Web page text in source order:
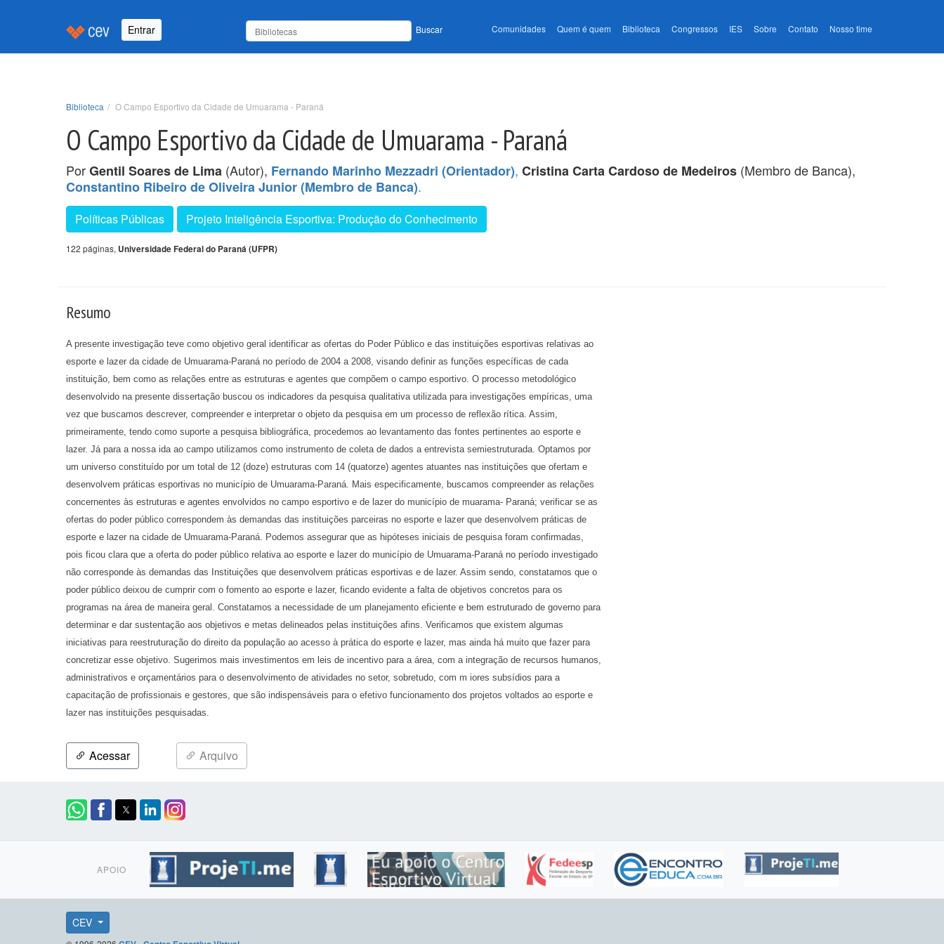
Entrar Buscar Comunidades Quem é quem Biblioteca Congressos IES Sobre Contato Nosso time
Biblioteca O Campo Esportivo da Cidade de Umuarama - Paraná
O Campo Esportivo da Cidade de Umuarama - Paraná
PorGentil Soares de Lima (Autor), Fernando Marinho Mezzadri (Orientador), Cristina Carta Cardoso de Medeiros (Membro de Banca),
Constantino Ribeiro de Oliveira Junior (Membro de Banca).
Políticas Públicas Projeto Inteligência Esportiva: Produção do Conhecimento
122 páginas, Universidade Federal do Paraná (UFPR)
Resumo
A presente investigação teve como objetivo geral identificar as ofertas do Poder Público e das instituições esportivas relativas ao
esporte e lazer da cidade de Umuarama-Paraná no período de 2004 a 2008, visando definir as funções específicas de cada
instituição, bem como as relações entre as estruturas e agentes que compõem o campo esportivo. O processo metodológico
desenvolvido na presente dissertação buscou os indicadores da pesquisa qualitativa utilizada para investigações empíricas, uma
vez que buscamos descrever, compreender e interpretar o objeto da pesquisa em um processo de reflexão rítica. Assim,
primeiramente, tendo como suporte a pesquisa bibliográfica, procedemos ao levantamento das fontes pertinentes ao esporte e
lazer. Já para a nossa ida ao campo utilizamos como instrumento de coleta de dados a entrevista semiestruturada. Optamos por
um universo constituído por um total de 12 (doze) estruturas com 14 (quatorze) agentes atuantes nas instituições que ofertam e
desenvolvem práticas esportivas no município de Umuarama-Paraná. Mais especificamente, buscamos compreender as relações
concernentes às estruturas e agentes envolvidos no campo esportivo e de lazer do município de muarama- Paraná; verificar se as
ofertas do poder público correspondem às demandas das instituições parceiras no esporte e lazer que desenvolvem práticas de
esporte e lazer na cidade de Umuarama-Paraná. Podemos assegurar que as hipóteses iniciais de pesquisa foram confirmadas,
pois ficou clara que a oferta do poder público relativa ao esporte e lazer do município de Umuarama-Paraná no período investigado
não corresponde às demandas das Instituições que desenvolvem práticas esportivas e de lazer. Assim sendo, constatamos que o
poder público deixou de cumprir com o fomento ao esporte e lazer, ficando evidente a falta de objetivos concretos para os
programas na área de maneira geral. Constatamos a necessidade de um planejamento eficiente e bem estruturado de governo para
determinar e dar sustentação aos objetivos e metas delineados pelas instituições afins. Verificamos que existem algumas
iniciativas para reestruturação do direito da população ao acesso à prática do esporte e lazer, mas ainda há muito que fazer para
concretizar esse objetivo. Sugerimos mais investimentos em leis de incentivo para a área, com a integração de recursos humanos,
administrativos e orçamentários para o desenvolvimento de atividades no setor, sobretudo, com m iores subsídios para a
capacitação de profissionais e gestores, que são indispensáveis para o efetivo funcionamento dos projetos voltados ao esporte e
lazer nas instituições pesquisadas.
Acessar Arquivo
APOIO
CEV